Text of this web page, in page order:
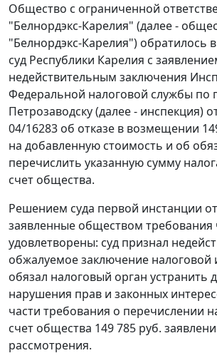
Общество с ограниченной
"Белнордэкс-Карелия" (далее -
"Белнордэкс-Карелия") обратилось
суд Республики Карелия с
недействительным заключения
Федеральной налоговой службы по
Петрозаводску (далее - инспекция)
04/16283 об отказе в возмещении
на добавленную стоимость и об
перечислить указанную сумму
счет общества.
Решением суда первой инстанции
заявленные обществом требования
удовлетворены: суд признал
обжалуемое заключение налоговой
обязал налоговый орган
нарушения прав и законных
части требования о перечислении
счет общества 149 785 руб.
рассмотрения.